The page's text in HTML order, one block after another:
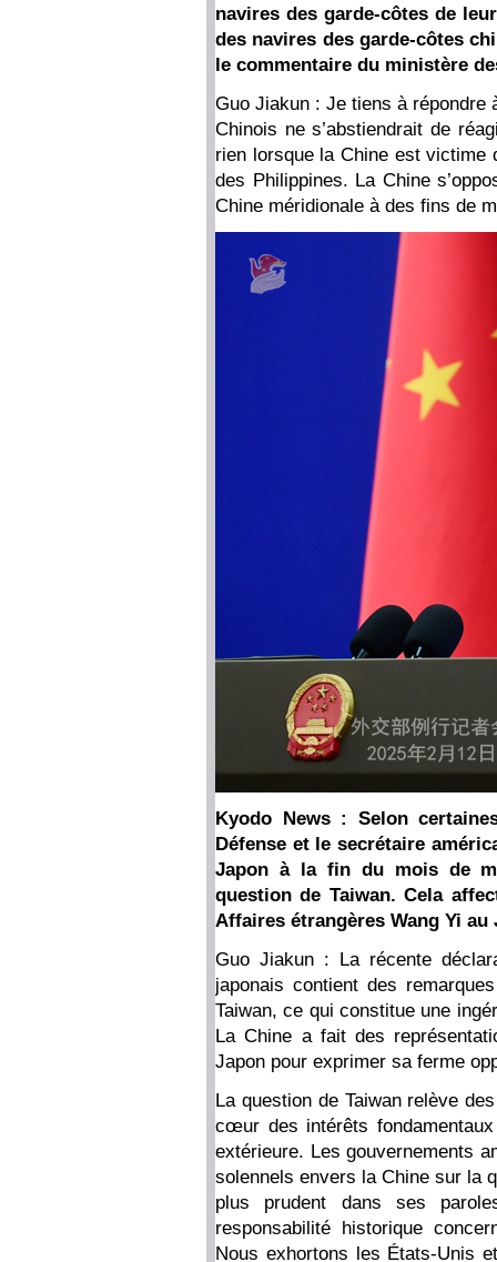
navires des garde-côtes de
des navires des garde-côtes
le commentaire du ministère
Guo Jiakun : Je tiens à répondre
Chinois ne s’abstiendrait de
rien lorsque la Chine est victime
des Philippines. La Chine
Chine méridionale à des fins de
Kyodo News : Selon
Défense et le secrétaire
Japon à la fin du mois de
question de Taiwan. Cela
Affaires étrangères Wang Yi au
Guo Jiakun : La récente
japonais contient des
Taiwan, ce qui constitue une
La Chine a fait des
Japon pour exprimer sa ferme
La question de Taiwan relève
cœur des intérêts
extérieure. Les gouvernements
solennels envers la Chine sur la
plus prudent dans ses
responsabilité historique
Nous exhortons les États-Unis